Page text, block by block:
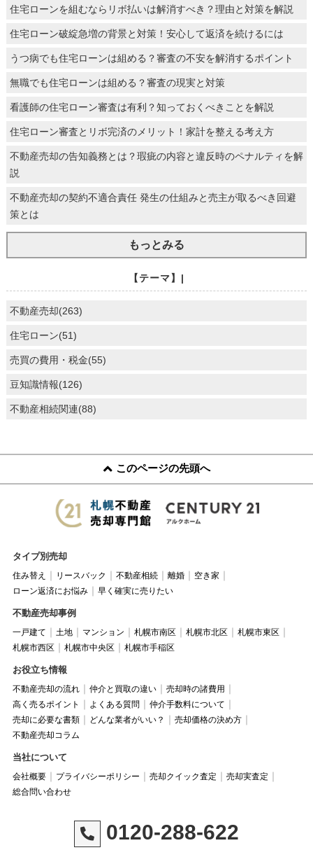
住宅ローンを組むならリボ払いは解消すべき？理由と対策を解説
住宅ローン破綻急増の背景と対策！安心して返済を続けるには
うつ病でも住宅ローンは組める？審査の不安を解消するポイント
無職でも住宅ローンは組める？審査の現実と対策
看護師の住宅ローン審査は有利？知っておくべきことを解説
住宅ローン審査とリボ完済のメリット！家計を整える考え方
不動産売却の告知義務とは？瑕疵の内容と違反時のペナルティを解
説
不動産売却の契約不適合責任 発生の仕組みと売主が取るべき回避
策とは
もっとみる
【テーマ】|
不動産売却(263)
住宅ローン(51)
売買の費用・税金(55)
豆知識情報(126)
不動産相続関連(88)
このページの先頭へ
タイプ別売却
住み替え リースバック 不動産相続 離婚
空き家
ローン返済にお悩み
早く確実に売りたい
不動産売却事例
一戸建て 土地 マンション 札幌市南区 札幌市北区
札幌市東区
札幌市西区
札幌市中央区 札幌市手稲区
お役立ち情報
不動産売却の流れ 仲介と買取の違い
売却時の諸費用
高く売るポイント
よくある質問
仲介手数料について
売却に必要な書類
どんな業者がいい？
売却価格の決め方
不動産売却コラム
当社について
会社概要 プライバシーポリシー 売却クイック査定
売却実査定
総合問い合わせ
0120-288-622